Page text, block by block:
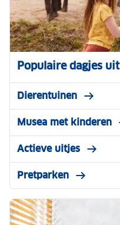
Populaire dagjes uit
Dierentuinen
Musea met kinderen
Actieve uitjes
Pretparken